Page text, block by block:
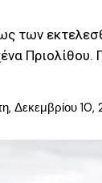
των
Δεκεμβρίου 10,